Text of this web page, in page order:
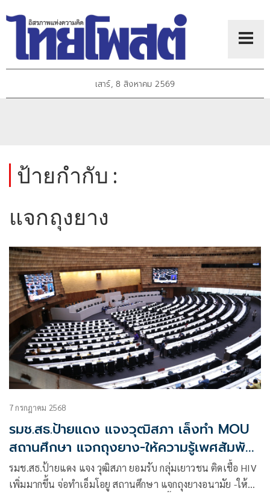
เสาร์, 8 สิงหาคม 2569
ป้ายกำกับ :
แจกถุงยาง
7 กรกฎาคม 2568
รมช.สธ.ป้ายแดง แจงวุฒิสภา เล็งทำ MOU
สถานศึกษา แจกถุงยาง-ให้ความรู้เพศสัมพันธ์
ป้องกัน HIV
รมช.สธ.ป้ายแดง แจง วุฒิสภา ยอมรับ กลุ่มเยาวชน ติดเชื้อ HIV
เพิ่มมากขึ้น จ่อทำเอ็มโอยู สถานศึกษา แจกถุงยางอนามัย -ให้